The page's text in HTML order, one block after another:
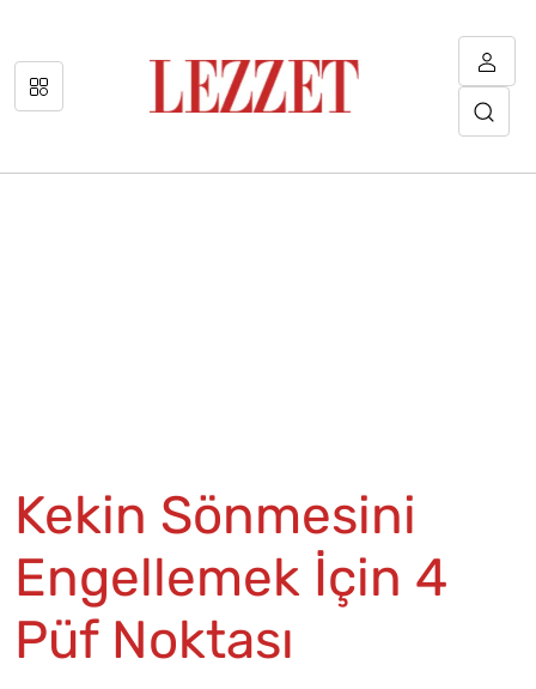
Kekin Sönmesini
Engellemek İçin 4
Püf Noktası